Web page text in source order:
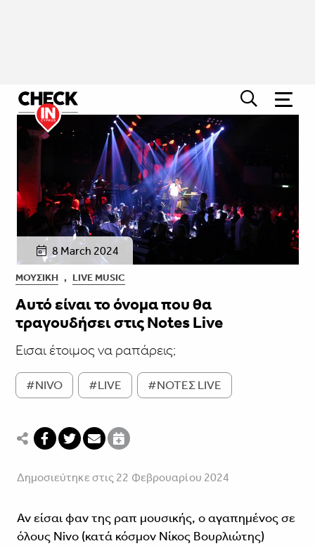
8 March 2024
ΜΟΥΣΙΚΉ , LIVE MUSIC
Aυτό είναι το όνομα που θα
τραγουδήσει στις Notes Live
Eισαι έτοιμος να ραπάρεις;
#NIVO #LIVE #ΝΟΤΕΣ LIVE
Δημοσιεύτηκε στις 22 Φεβρουαρίου 2024
Αν είσαι φαν της ραπ μουσικής, ο αγαπημένος σε
όλους Nivo (κατά κόσμον Νίκος Βουρλιώτης)